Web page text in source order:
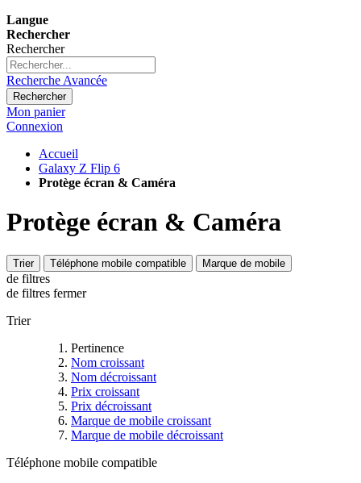
Langue
Rechercher
Rechercher
Recherche Avancée
Rechercher
Mon panier
Connexion
Accueil
Galaxy Z Flip 6
Protège écran & Caméra
Protège écran & Caméra
Trier Téléphone mobile compatible Marque de mobile
de filtres
de filtres fermer
Trier
Pertinence
Nom croissant
Nom décroissant
Prix croissant
Prix décroissant
Marque de mobile croissant
Marque de mobile décroissant
Téléphone mobile compatible